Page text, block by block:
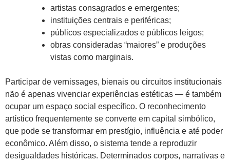
artistas consagrados e emergentes;
instituições centrais e periféricas;
públicos especializados e públicos leigos;
obras consideradas “maiores” e produções
vistas como marginais.
Participar de vernissages, bienais ou circuitos institucionais
não é apenas vivenciar experiências estéticas — é também
ocupar um espaço social específico. O reconhecimento
artístico frequentemente se converte em capital simbólico,
que pode se transformar em prestígio, influência e até poder
econômico. Além disso, o sistema tende a reproduzir
desigualdades históricas. Determinados corpos, narrativas e